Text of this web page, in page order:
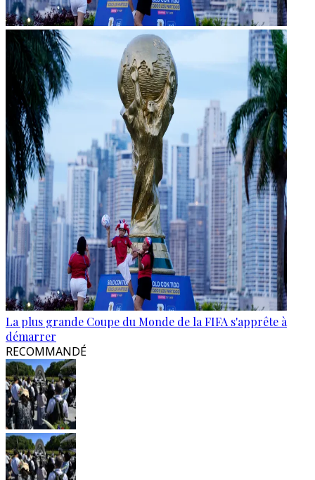
La plus grande Coupe du Monde de la FIFA s'apprête à
démarrer
RECOMMANDÉ